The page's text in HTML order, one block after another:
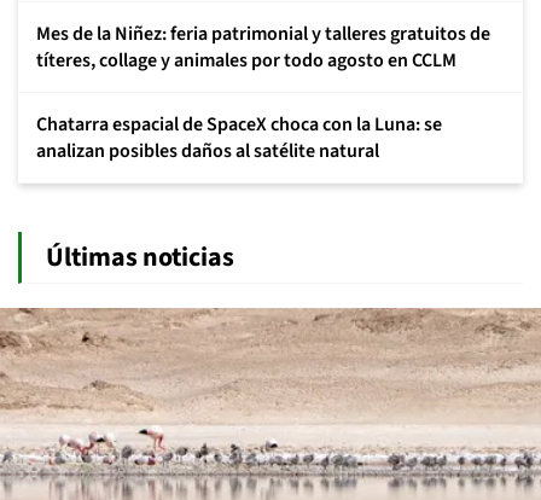
Mes de la Niñez: feria patrimonial y talleres gratuitos de
títeres, collage y animales por todo agosto en CCLM
Chatarra espacial de SpaceX choca con la Luna: se
analizan posibles daños al satélite natural
Últimas noticias